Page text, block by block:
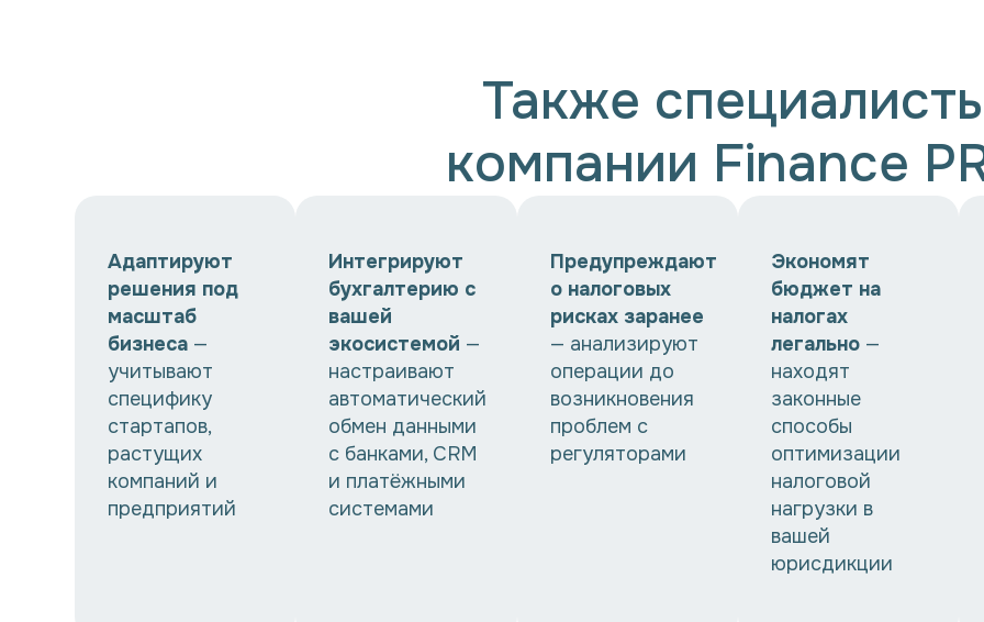
Также
компании Finance
Адаптируют
решения под
масштаб
бизнеса —
учитывают
специфику
стартапов,
растущих
компаний и
предприятий
Интегрируют
бухгалтерию с
вашей
экосистемой —
настраивают
автоматический
обмен данными
с банками, CRM
и платёжными
системами
Предупреждают
о налоговых
рисках заранее
— анализируют
операции до
возникновения
проблем с
регуляторами
Экономят
бюджет на
налогах
легально —
находят
законные
способы
оптимизации
налоговой
нагрузки в
вашей
юрисдикции